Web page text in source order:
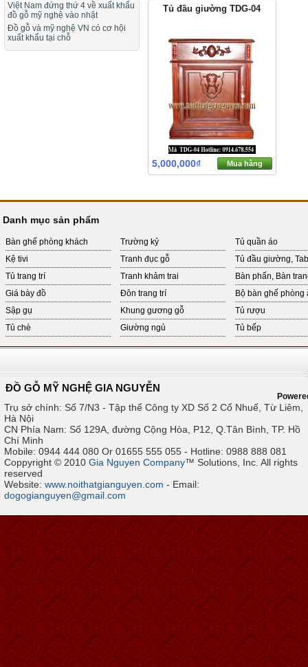
Việt Nam đứng thứ 4 về xuất khẩu
đồ gỗ mỹ nghệ vào nhật
Đồ gỗ và mỹ nghệ VN có cơ hội
xuất khẩu tại chỗ
Tủ đầu giường TDG-04
5,000,000₫ Mua hàng
Danh mục sản phẩm
Bàn ghế phòng khách
Kệ tivi
Tủ trang trí
Giá bày đồ
Sập gụ
Tủ chè
Trường kỷ
Tranh đục gỗ
Tranh khảm trai
Đôn trang trí
Khung gương gỗ
Giường ngủ
Tủ quần áo
Tủ đầu giường,
Bàn phấn, Bàn
Bộ bàn ghế phòng
Tủ rượu
Tủ bếp
ĐỒ GỖ MỸ NGHỆ GIA NGUYỄN
Trụ sở chính: Số 7/N3 - Tập thể Công ty XD Số 2 Cổ Nhuế, Từ Liêm,
Hà Nội
CN Phía Nam: Số 129A, đường Cộng Hòa, P12, Q.Tân Bình, TP. Hồ
Chí Minh
Mobile: 0944 444 080 Or 01655 555 055 - Hotline: 0988 888 081
Coppyright © 2010 Gia Nguyen Company™ Solutions, Inc. All rights
reserved
Website: www.noithatgianguyen.com - Email:
dogogianguyen@gmail.com